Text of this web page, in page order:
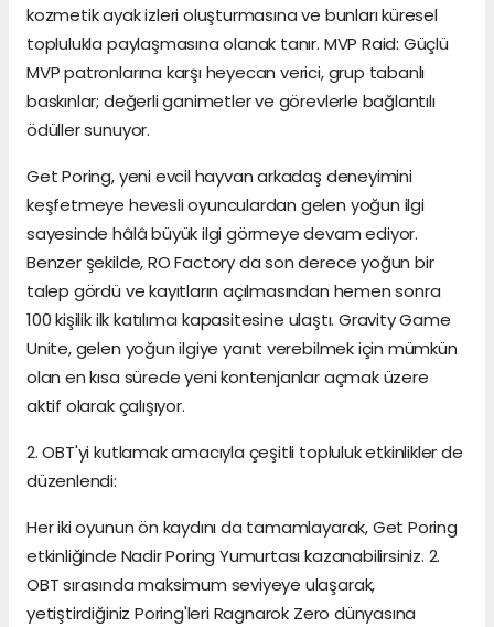
kozmetik ayak izleri oluşturmasına ve bunları küresel
toplulukla paylaşmasına olanak tanır. MVP Raid: Güçlü
MVP patronlarına karşı heyecan verici, grup tabanlı
baskınlar; değerli ganimetler ve görevlerle bağlantılı
ödüller sunuyor.
Get Poring, yeni evcil hayvan arkadaş deneyimini
keşfetmeye hevesli oyunculardan gelen yoğun ilgi
sayesinde hâlâ büyük ilgi görmeye devam ediyor.
Benzer şekilde, RO Factory da son derece yoğun bir
talep gördü ve kayıtların açılmasından hemen sonra
100 kişilik ilk katılımcı kapasitesine ulaştı. Gravity Game
Unite, gelen yoğun ilgiye yanıt verebilmek için mümkün
olan en kısa sürede yeni kontenjanlar açmak üzere
aktif olarak çalışıyor.
2. OBT'yi kutlamak amacıyla çeşitli topluluk etkinlikler de
düzenlendi:
Her iki oyunun ön kaydını da tamamlayarak, Get Poring
etkinliğinde Nadir Poring Yumurtası kazanabilirsiniz. 2.
OBT sırasında maksimum seviyeye ulaşarak,
yetiştirdiğiniz Poring'leri Ragnarok Zero dünyasına